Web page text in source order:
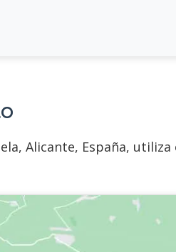
Alicante, España,